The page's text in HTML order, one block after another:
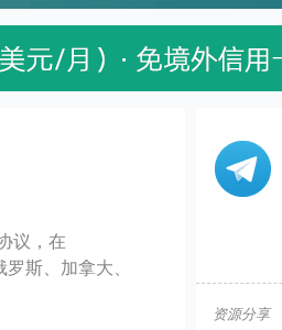
议，在
斯、加拿大、
资源分享